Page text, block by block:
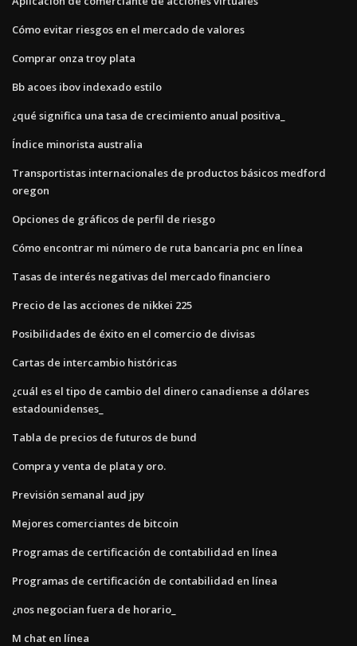
Cómo evitar riesgos en el mercado de valores
Comprar onza troy plata
Bb acoes ibov indexado estilo
¿qué significa una tasa de crecimiento anual positiva_
Índice minorista australia
Transportistas internacionales de productos básicos medford
oregon
Opciones de gráficos de perfil de riesgo
Cómo encontrar mi número de ruta bancaria pnc en línea
Tasas de interés negativas del mercado financiero
Precio de las acciones de nikkei 225
Posibilidades de éxito en el comercio de divisas
Cartas de intercambio históricas
¿cuál es el tipo de cambio del dinero canadiense a dólares
estadounidenses_
Tabla de precios de futuros de bund
Compra y venta de plata y oro.
Previsión semanal aud jpy
Mejores comerciantes de bitcoin
Programas de certificación de contabilidad en línea
Programas de certificación de contabilidad en línea
¿nos negocian fuera de horario_
M chat en línea